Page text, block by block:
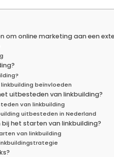
om online marketing aan een
beïnvloeden
uitbesteden van linkbuilding?
van linkbuilding
uitbesteden in Nederland
het starten van linkbuilding?
van linkbuilding